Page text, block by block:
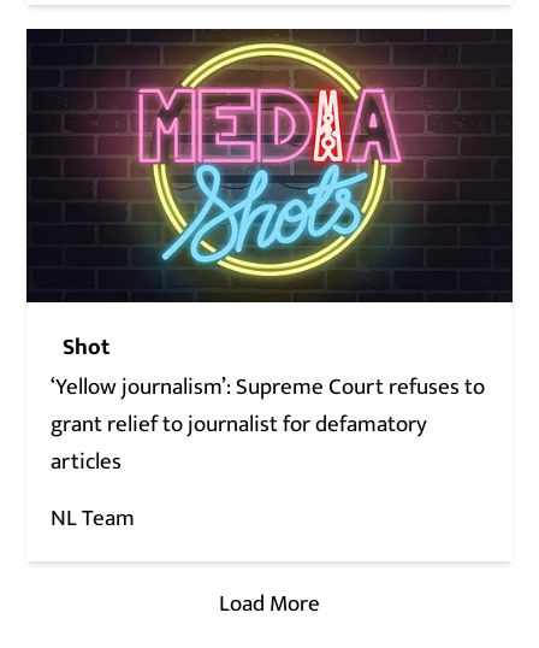
Shot
‘Yellow journalism’: Supreme Court refuses to
grant relief to journalist for defamatory
articles
NL Team
Load More